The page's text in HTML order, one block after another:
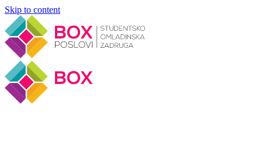
Skip to content